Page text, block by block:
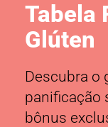
Tabela
Glúten
Descubra o
panificação
bônus